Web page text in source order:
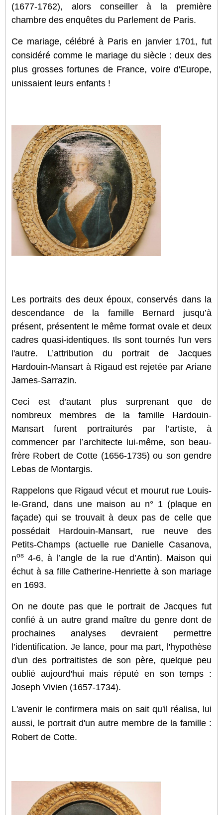
(1677-1762), alors conseiller à la première
chambre des enquêtes du Parlement de Paris.
Ce mariage, célébré à Paris en janvier 1701, fut
considéré comme le mariage du siècle : deux des
plus grosses fortunes de France, voire d'Europe,
unissaient leurs enfants !
Les portraits des deux époux, conservés dans la
descendance de la famille Bernard jusqu’à
présent, présentent le même format ovale et deux
cadres quasi-identiques. Ils sont tournés l'un vers
l'autre. L’attribution du portrait de Jacques
Hardouin-Mansart à Rigaud est rejetée par Ariane
James-Sarrazin.
Ceci est d’autant plus surprenant que de
nombreux membres de la famille Hardouin-
Mansart furent portraiturés par l’artiste, à
commencer par l’architecte lui-même, son beau-
frère Robert de Cotte (1656-1735) ou son gendre
Lebas de Montargis.
Rappelons que Rigaud vécut et mourut rue Louis-
le-Grand, dans une maison au n° 1 (plaque en
façade) qui se trouvait à deux pas de celle que
possédait Hardouin-Mansart, rue neuve des
Petits-Champs (actuelle rue Danielle Casanova,
nos 4-6, à l’angle de la rue d’Antin). Maison qui
échut à sa fille Catherine-Henriette à son mariage
en 1693.
On ne doute pas que le portrait de Jacques fut
confié à un autre grand maître du genre dont de
prochaines analyses devraient permettre
l’identification. Je lance, pour ma part, l'hypothèse
d'un des portraitistes de son père, quelque peu
oublié aujourd'hui mais réputé en son temps :
Joseph Vivien (1657-1734).
L'avenir le confirmera mais on sait qu'il réalisa, lui
aussi, le portrait d'un autre membre de la famille :
Robert de Cotte.